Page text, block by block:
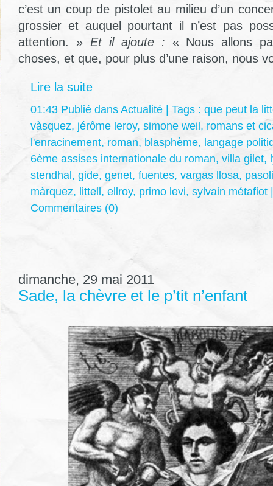
c’est un coup de pistolet au milieu d’un
grossier et auquel pourtant il n’est pas
attention. »Et il ajoute : « Nous allons
choses, et que, pour plus d’une raison, nous
Lire la suite
01:43 Publié dans Actualité | Tags : que peut la
vàsquez, jérôme leroy, simone weil, romans et
l'enracinement, roman, blasphème, langage
6ème assises internationale du roman, villa gilet,
stendhal, gide, genet, fuentes, vargas llosa,
màrquez, littell, ellroy, primo levi, sylvain métafiot
Commentaires (0)
dimanche, 29 mai 2011
Sade, la chèvre et le p’tit n’enfant